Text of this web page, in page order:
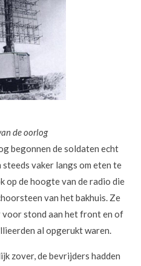
de oorlog
begonnen de soldaten echt
vaker langs om eten te
op de hoogte van de radio die
van het bakhuis. Ze
voor stond aan het front en of
al opgerukt waren.
zover, de bevrijders hadden